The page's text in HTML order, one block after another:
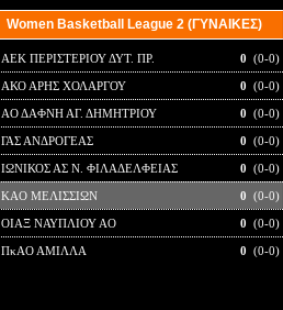
Women Basketball League 2 (ΓΥΝΑΙΚΕΣ)
ΑΕΚ ΠΕΡΙΣΤΕΡΙΟΥ ΔΥΤ. ΠΡ. 0 (0-0)
ΑΚΟ ΑΡΗΣ ΧΟΛΑΡΓΟΥ 0 (0-0)
ΑΟ ΔΑΦΝΗ ΑΓ. ΔΗΜΗΤΡΙΟΥ 0 (0-0)
ΓΑΣ ΑΝΔΡΟΓΕΑΣ 0 (0-0)
ΙΩΝΙΚΟΣ ΑΣ Ν. ΦΙΛΑΔΕΛΦΕΙΑΣ 0 (0-0)
ΚΑΟ ΜΕΛΙΣΣΙΩΝ 0 (0-0)
ΟΙΑΞ ΝΑΥΠΛΙΟΥ ΑΟ 0 (0-0)
ΠκΑΟ ΑΜΙΛΛΑ 0 (0-0)